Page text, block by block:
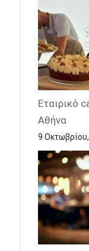
Εταιρικό
Αθήνα
9